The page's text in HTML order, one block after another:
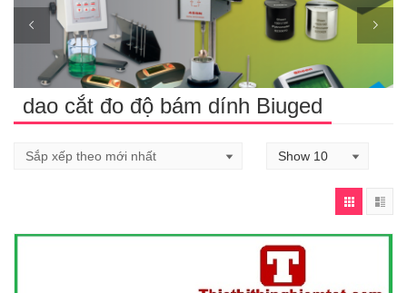
dao cắt đo độ bám dính Biuged